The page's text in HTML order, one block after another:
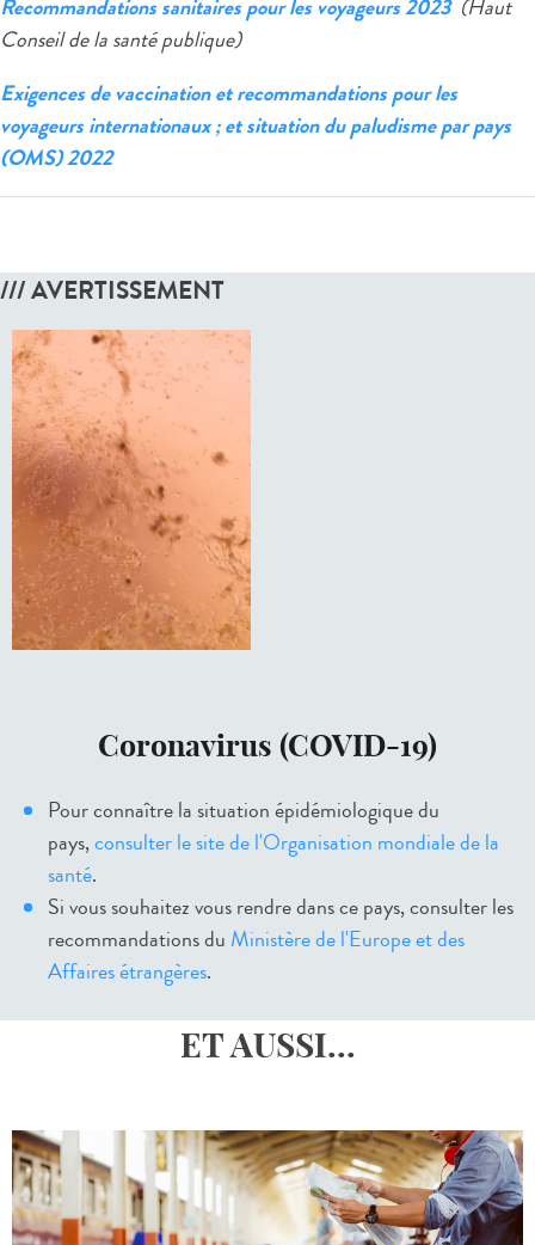
Recommandations sanitaires pour les voyageurs 2023 (Haut
Conseil de la santé publique)
Exigences de vaccination et recommandations pour les
voyageurs internationaux ; et situation du paludisme par pays
(OMS) 2022
/// AVERTISSEMENT
Coronavirus (COVID-19)
Pour connaître la situation épidémiologique du
pays,consulter le site de l'Organisation mondiale de la
santé.
Si vous souhaitez vous rendre dans ce pays, consulter les
recommandations du Ministère de l'Europe et des
Affaires étrangères.
ET AUSSI...